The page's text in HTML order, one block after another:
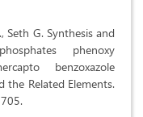
Seth G. Synthesis and
phenoxy
benzoxazole
the Related Elements.